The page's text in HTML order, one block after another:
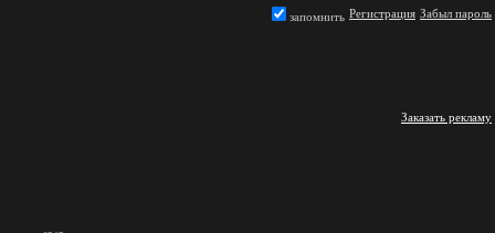
запомнить Регистрация Забыл пароль
Заказать рекламу